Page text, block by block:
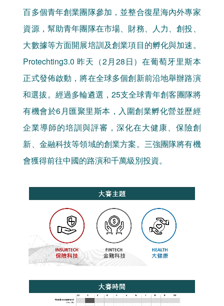
百多個青年創業團隊參加，並整合復星海內外專家
資源，幫助青年團隊在市場、財務、人力、創投、
大數據等方面開展培訓及創業項目的孵化與加速。
Protechting3.0 昨天（2月28日）在葡萄牙里斯本
正式發佈啟動，將在全球多個創新前沿地舉辦路演
和選拔。經過多輪遴選，25支全球青年創客團隊將
有機會於6月匯聚里斯本，入圍創業孵化營並歷經
企業導師的培訓與評審，深化在大健康、保險創
新、金融科技等領域的創業方案。三強團隊將有機
會獲得前往中國的路演和千萬級別投資。